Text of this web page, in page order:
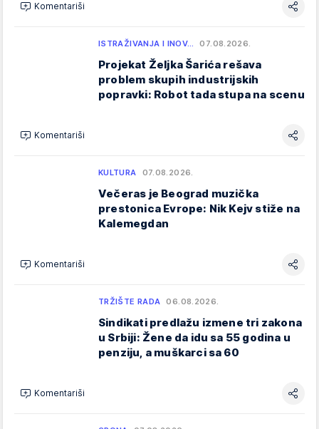
Komentariši
ISTRAŽIVANJA I INOV… 07.08.2026.
Projekat Željka Šarića rešava
problem skupih industrijskih
popravki: Robot tada stupa na scenu
Komentariši
KULTURA 07.08.2026.
Večeras je Beograd muzička
prestonica Evrope: Nik Kejv stiže na
Kalemegdan
Komentariši
TRŽIŠTE RADA 06.08.2026.
Sindikati predlažu izmene tri zakona
u Srbiji: Žene da idu sa 55 godina u
penziju, a muškarci sa 60
Komentariši